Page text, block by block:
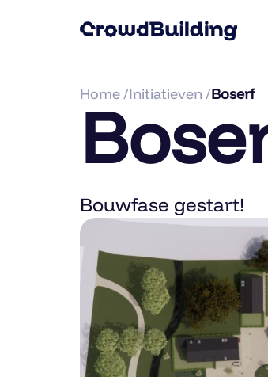
Home /Initiatieven /Boserf
Bouwfase gestart!